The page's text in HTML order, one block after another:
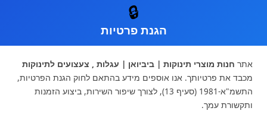
עגלות וטיולונים
כיסא בטיחות ואביזרים
ריהוט לתינוקות
מצעים למיטת תינוק וטקסטיל
צעצועי ילדים
על גלגלים
הנקה והאכלה
🔒
הגנת פרטיות
אתר חנות מוצרי תינוקות | ביביואן | עגלות , צעצועים לתינוקות
מכבד את פרטיותך. אנו אוספים מידע בהתאם לחוק הגנת הפרטיות,
התשמ"א-1981 (סעיף 13), לצורך שיפור השירות, ביצוע הזמנות
ותקשורת עמך.